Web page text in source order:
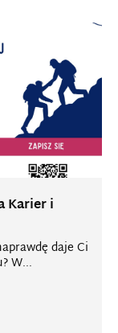
Karier i
daje Ci
W...